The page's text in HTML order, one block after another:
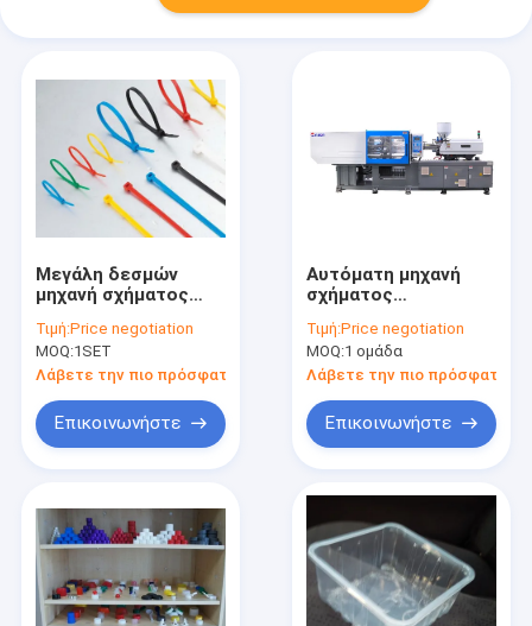
Μεγάλη δεσμών
μηχανή σχήματος
διαστημική
αυτόματη για το
νάυλον δεσμό MZ-
320 καλωδίων
Τιμή:Price negotiation
MOQ:1SET
Λάβετε την πιο πρόσφατη τιμή
Επικοινωνήστε
Αυτόματη μηχανή
σχήματος
μηχανή 0.4mm
σχηματοποίησης
χτυπήματος
συνήθειας πάχος
τοίχων
Τιμή:Price negotiation
MOQ:1 ομάδα
Λάβετε την πιο πρόσφατη
Επικοινωνήστε